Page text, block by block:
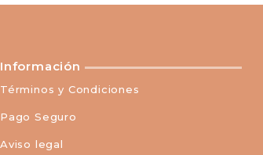
Información
Términos y Condiciones
Pago Seguro
Aviso legal